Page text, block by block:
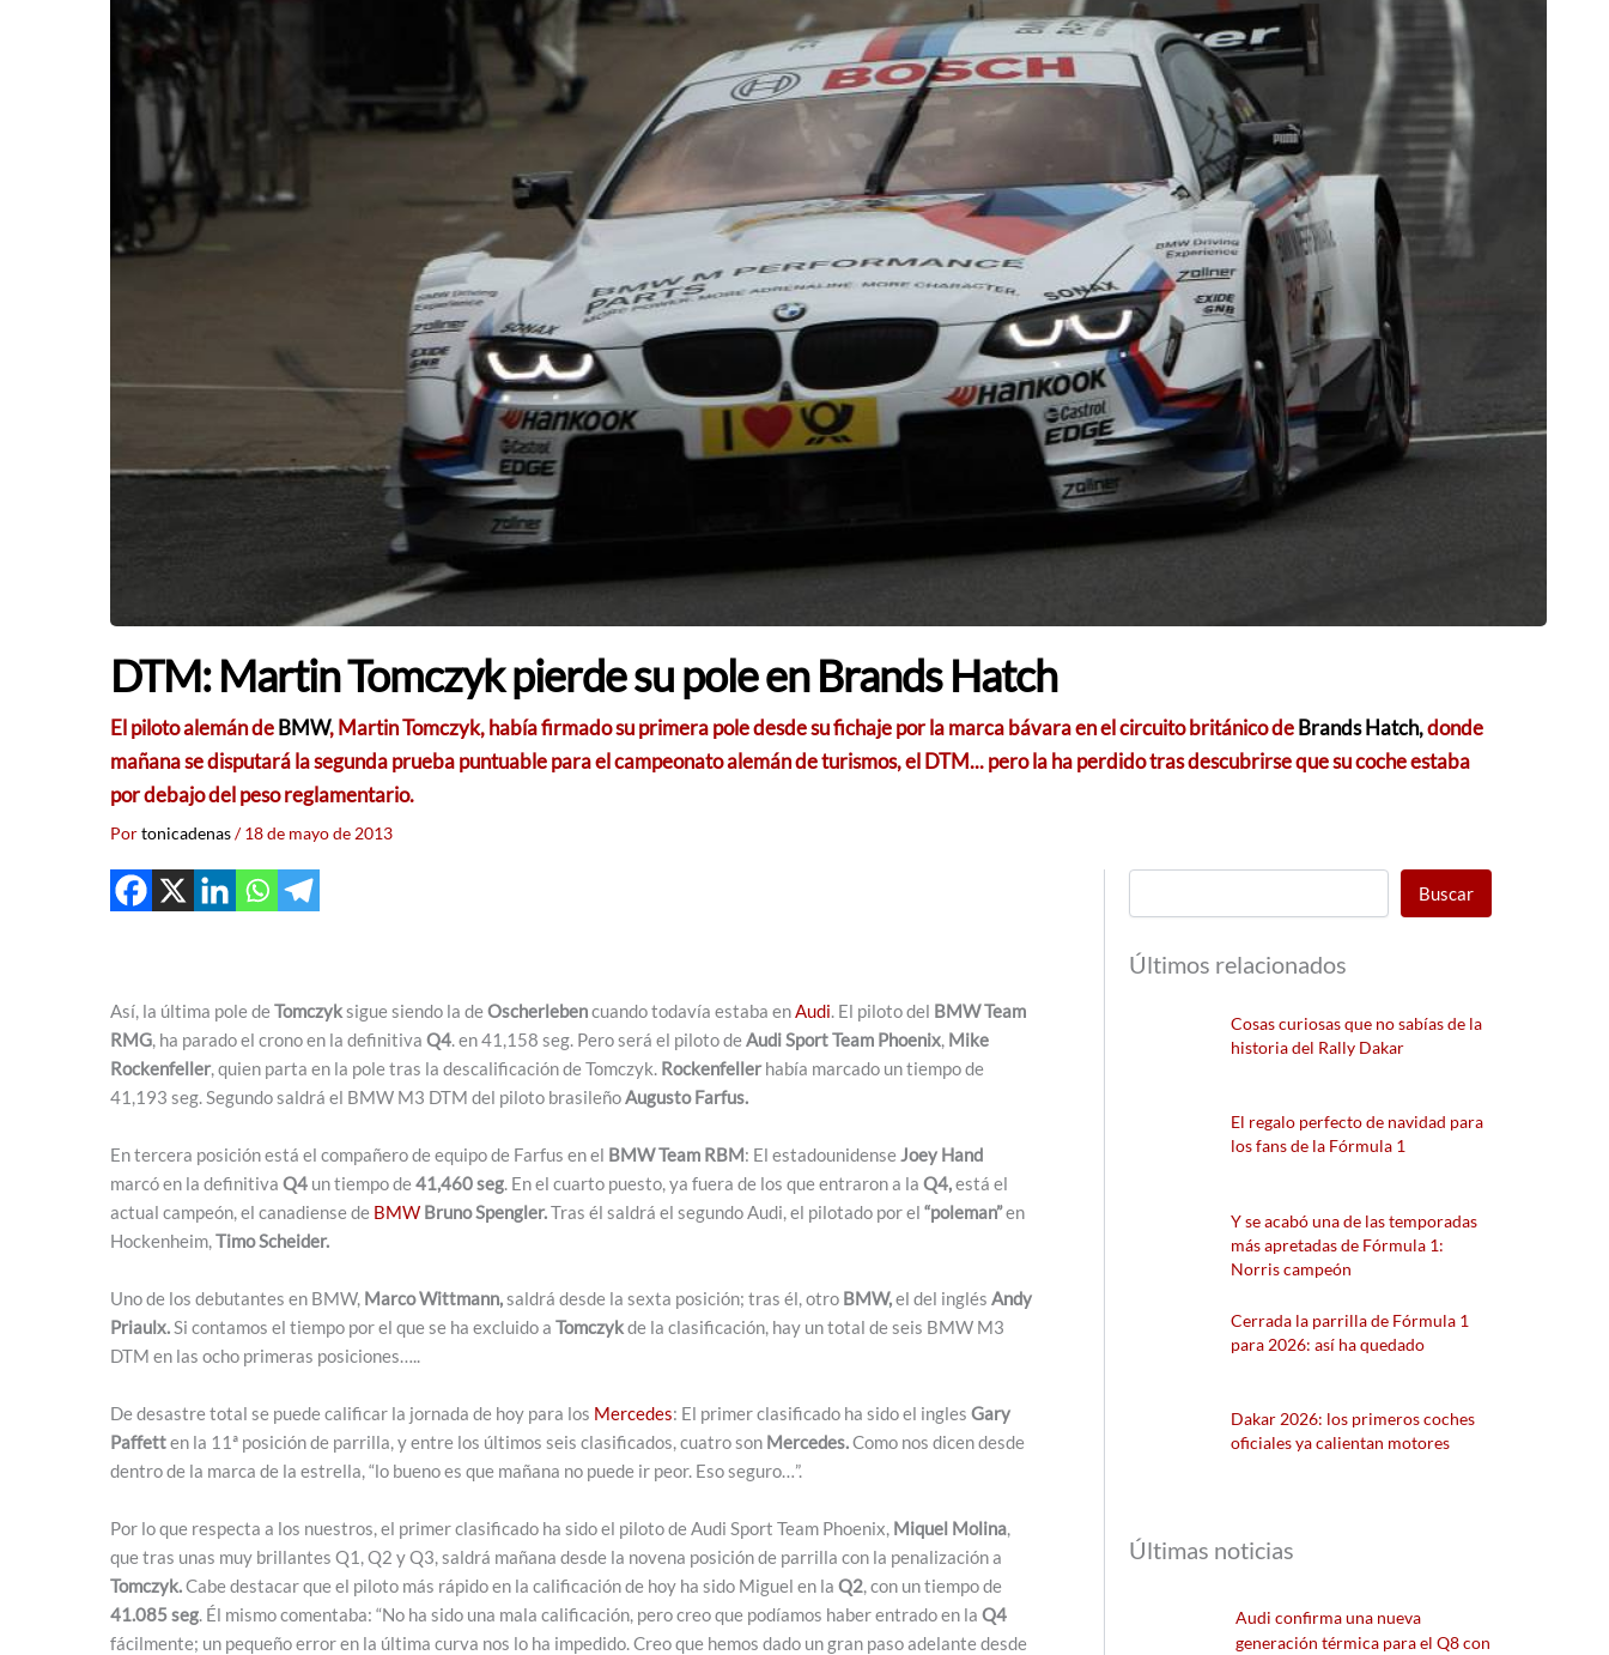
DTM: Martin Tomczyk pierde su pole en Brands Hatch
El piloto alemán deBMW,Martin Tomczyk, había firmado su primera pole desde su fichaje por la marca bávara en el circuito británico deBrands Hatch,donde
mañana se disputará la segunda prueba puntuable para el campeonato alemán de turismos, elDTM... pero la ha perdido tras descubrirse que su coche estaba
por debajo delpeso reglamentario.
Portonicadenas/18 de mayo de 2013
Así, la última pole deTomczyksigue siendo la deOscherlebencuando todavía estaba en Audi . El piloto del BMW Team
RMG , ha parado el crono en la definitiva Q4 . en 41,158 seg. Pero será el piloto de Audi Sport Team Phoenix Mike
Rockenfeller , quien parta en la pole tras la descalificación de Tomczyk. Rockenfeller había marcado un tiempo de
41,193 seg. Segundo saldrá el BMW M3 DTM del piloto brasileño Augusto Farfus.
En tercera posición está el compañero de equipo de Farfus en el BMW Team RBM: El estadounidense Joey Hand
marcó en la definitiva Q4 un tiempo de41,460 seg . En el cuarto puesto, ya fuera de los que entraron a la Q4,está el
actual campeón, el canadiense de BMW Bruno Spengler.Tras él saldrá el segundo Audi, el pilotado por el “poleman”en
Hockenheim, Timo Scheider.
Uno de los debutantes en BMW, Marco Wittmann,saldrá desde la sexta posición; tras él, otro BMW,el del inglés Andy
Priaulx. Si contamos el tiempo por el que se ha excluido a Tomczykde la clasificación, hay un total de seis BMW M3
DTM en las ocho primeras posiciones…..
De desastre total se puede calificar la jornada de hoy para los Mercedes: El primer clasificado ha sido el ingles Gary
Paffetten la 11ª posición de parrilla, y entre los últimos seis clasificados, cuatro son Mercedes.Como nos dicen desde
dentro de la marca de la estrella, “lo bueno es que mañana no puede ir peor. Eso seguro…”.
Por lo que respecta a los nuestros, el primer clasificado ha sido el piloto de Audi Sport Team Phoenix, Miquel Molina
que tras unas muy brillantes Q1, Q2 y Q3, saldrá mañana desde la novena posición de parrilla con la penalización a
Tomczyk.Cabe destacar que el piloto más rápido en la calificación de hoy ha sido Miguel en la Q2 , con un tiempo de
41.085 seg . Él mismo comentaba: “No ha sido una mala calificación, pero creo que podíamos haber entrado en la Q4
fácilmente; un pequeño error en la última curva nos lo ha impedido. Creo que hemos dado un gran paso adelante desde
Buscar
Últimos relacionados
Cosas curiosas que no sabías de la
historia del Rally Dakar
El regalo perfecto de navidad para
los fans de la Fórmula 1
Y se acabó una de las temporadas
más apretadas de Fórmula 1:
Norris campeón
Cerrada la parrilla de Fórmula 1
para 2026: así ha quedado
Dakar 2026: los primeros coches
oficiales ya calientan motores
Últimas noticias
Audi confirma una nueva
generación térmica para el Q8 con